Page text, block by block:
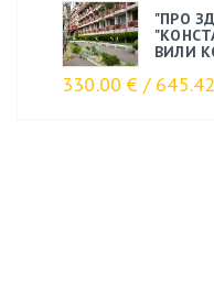
"ПРО
ВИЛИ
330.00 € /